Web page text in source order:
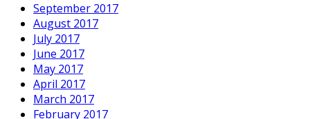
September 2017
August 2017
July 2017
June 2017
May 2017
April 2017
March 2017
February 2017